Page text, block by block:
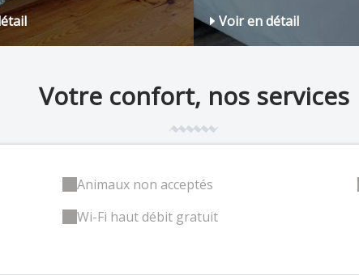
Voir en détail
Votre confort, nos services
Animaux non acceptés
Wi-Fi haut débit gratuit